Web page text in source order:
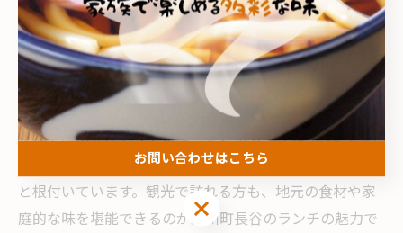
み、家族や仲間と食卓を囲むことが大切にされていま
す。特に、地元野菜や山菜をふんだんに使った定食や郷
土料理は、地域の誇りとして受け継がれてきました。
例えば、ランチでよく見かけるのは、季節ごとに変わる
小鉢や味噌汁がセットになった定食スタイルです。これ
により、日々の健康やバランスを意識した食生活が自然
と根付いています。観光で訪れる方も、地元の食材や家
庭的な味を堪能できるのが玉川町長谷のランチの魅力で
お問い合わせはこちら
お問い合わせはこちら